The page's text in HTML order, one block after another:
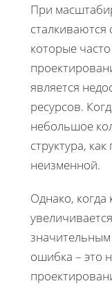
При
которые
является
ресурсов.
небольшое
структура,
неизменной.
Однако, когда
ошибка – это